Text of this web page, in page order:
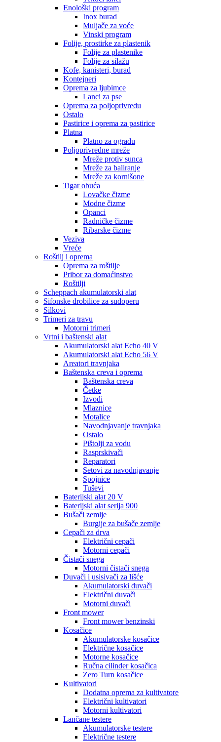
Enološki program
Inox burad
Muljače za voće
Vinski program
Folije, prostirke za plastenik
Folije za plastenike
Folije za silažu
Kofe, kanisteri, burad
Kontejneri
Oprema za ljubimce
Lanci za pse
Oprema za poljoprivredu
Ostalo
Pastirice i oprema za pastirice
Platna
Platno za ogradu
Poljoprivredne mreže
Mreže protiv sunca
Mreže za baliranje
Mreže za kornišone
Tigar obuća
Lovačke čizme
Modne čizme
Opanci
Radničke čizme
Ribarske čizme
Veziva
Vreće
Roštilj i oprema
Oprema za roštilje
Pribor za domaćinstvo
Roštilji
Scheppach akumulatorski alat
Sifonske drobilice za sudoperu
Silkovi
Trimeri za travu
Motorni trimeri
Vrtni i baštenski alat
Akumulatorski alat Echo 40 V
Akumulatorski alat Echo 56 V
Areatori travnjaka
Baštenska creva i oprema
Baštenska creva
Četke
Izvodi
Mlaznice
Motalice
Navodnjavanje travnjaka
Ostalo
Pištolji za vodu
Rasprskivači
Reparatori
Setovi za navodnjavanje
Spojnice
Tuševi
Baterijski alat 20 V
Baterijski alat serija 900
Bušači zemlje
Burgije za bušače zemlje
Cepači za drva
Električni cepači
Motorni cepači
Čistači snega
Motorni čistači snega
Duvači i usisivači za lišće
Akumulatorski duvači
Električni duvači
Motorni duvači
Front mower
Front mower benzinski
Kosačice
Akumulatorske kosačice
Električne kosačice
Motorne kosačice
Ručna cilinder kosačica
Zero Turn kosačice
Kultivatori
Dodatna oprema za kultivatore
Električni kultivatori
Motorni kultivatori
Lančane testere
Akumulatorske testere
Električne testere